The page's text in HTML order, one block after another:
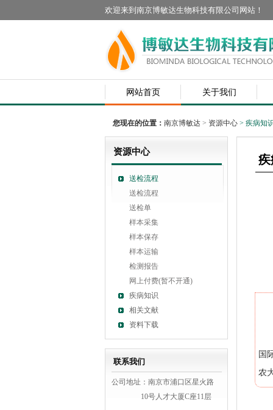
欢迎来到南京博敏达生物科技有限公司网站！
网站首页 关于我们
您现在的位置： 南京博敏达 > 资源中心 > 疾病知
资源中心
送检流程
送检流程
送检单
样本采集
样本保存
样本运输
检测报告
网上付费(暂不开通)
疾病知识
相关文献
资料下载
联系我们
公司地址：南京市浦口区星火路
10号人才大厦C座11层
疾
国
农